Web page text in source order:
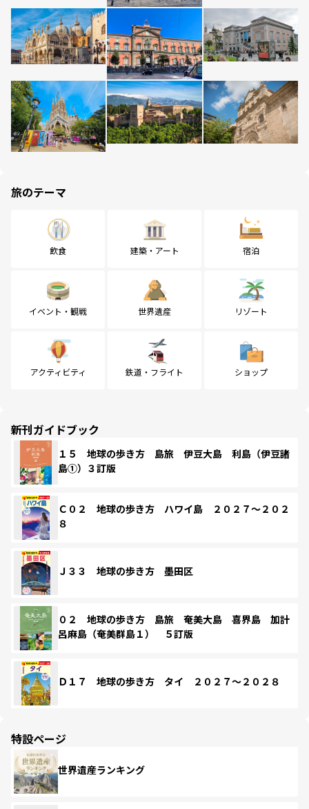
旅のテーマ
飲食 建築・アート 宿泊
イベント・観戦 世界遺産 リゾート
アクティビティ 鉄道・フライト ショップ
新刊ガイドブック
１５ 地球の歩き方 島旅 伊豆大島 利島（伊豆諸
島①）３訂版
Ｃ０２ 地球の歩き方 ハワイ島 ２０２７～２０２
８
Ｊ３３ 地球の歩き方 墨田区
０２ 地球の歩き方 島旅 奄美大島 喜界島 加計
呂麻島（奄美群島１） ５訂版
Ｄ１７ 地球の歩き方 タイ ２０２７～２０２８
特設ページ
世界遺産ランキング